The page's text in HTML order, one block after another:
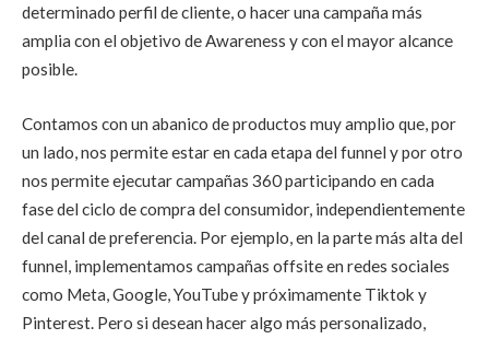
determinado perfil de cliente, o hacer una campaña más
amplia con el objetivo de Awareness y con el mayor alcance
posible.
Contamos con un abanico de productos muy amplio que, por
un lado, nos permite estar en cada etapa del funnel y por otro
nos permite ejecutar campañas 360 participando en cada
fase del ciclo de compra del consumidor, independientemente
del canal de preferencia. Por ejemplo, en la parte más alta del
funnel, implementamos campañas offsite en redes sociales
como Meta, Google, YouTube y próximamente Tiktok y
Pinterest. Pero si desean hacer algo más personalizado,